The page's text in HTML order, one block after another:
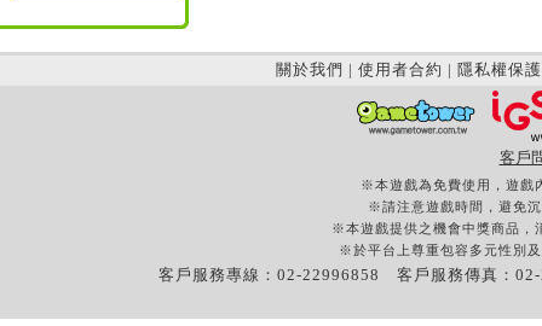
關於我們 | 使用者合約 | 隱私權保護
客戶
※本遊戲為免費使用，遊戲
※請注意遊戲時間，避免
※本遊戲提供之機會中獎商品，
※於平台上尊重包容多元性別
客戶服務專線：02-22996858 客戶服務傳真：